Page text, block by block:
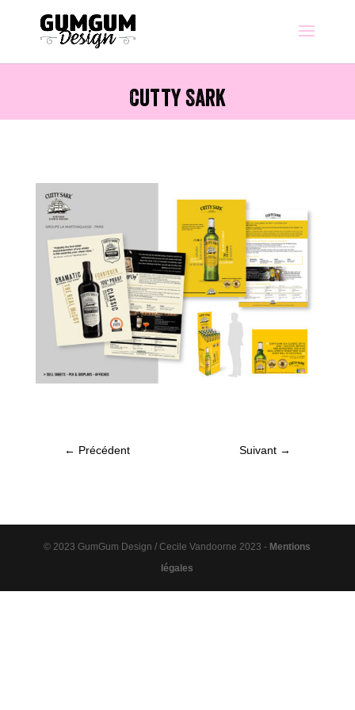
Cutty Sark
← Précédent Suivant →
© 2023 GumGum Design / Cecile Vandoorne 2023 - Mentions
légales